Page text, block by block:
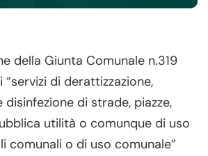
della Giunta Comunale n.319
di derattizzazione,
disinfezione di strade, piazze,
utilità o comunque di uso
comunali o di uso comunale”